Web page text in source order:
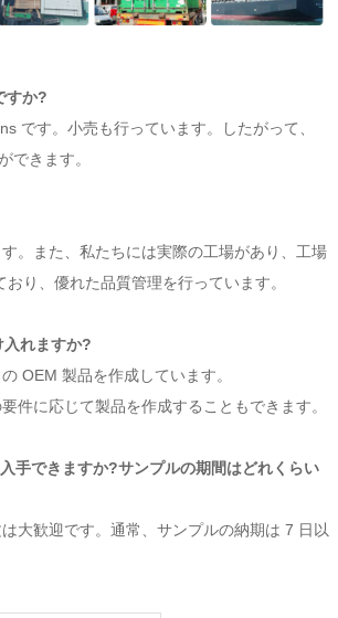
すか?
です。小売も行っています。したがって、
できます。
。また、私たちには実際の工場があり、工場
り、優れた品質管理を行っています。
入れますか?
OEM 製品を作成しています。
件に応じて製品を作成することもできます。
手できますか?サンプルの期間はどれくらい
大歓迎です。通常、サンプルの納期は 7 日以